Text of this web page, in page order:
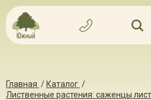
Главная / Каталог /
Лиственные растения: саженцы